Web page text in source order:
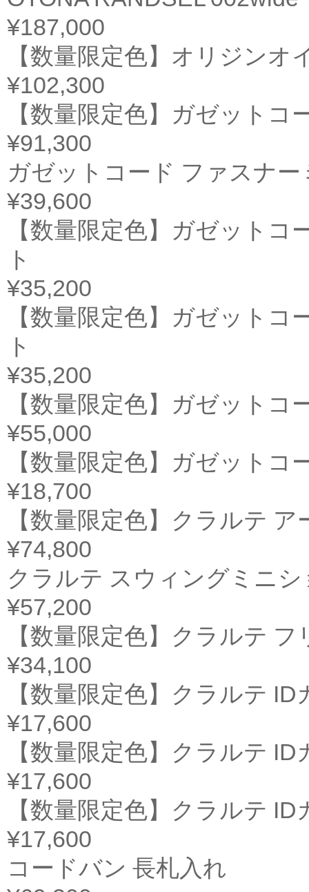
¥187,000
【数量限定色】オリジン
¥102,300
【数量限定色】ガゼットコ
¥91,300
ガゼットコード ファスナ
¥39,600
【数量限定色】ガゼット
ト
¥35,200
【数量限定色】ガゼット
ト
¥35,200
【数量限定色】ガゼット
¥55,000
【数量限定色】ガゼットコ
¥18,700
【数量限定色】クラルテ
¥74,800
クラルテ スウィングミニ
¥57,200
【数量限定色】クラルテ
¥34,100
【数量限定色】クラルテ
¥17,600
【数量限定色】クラルテ
¥17,600
【数量限定色】クラルテ
¥17,600
コードバン 長札入れ